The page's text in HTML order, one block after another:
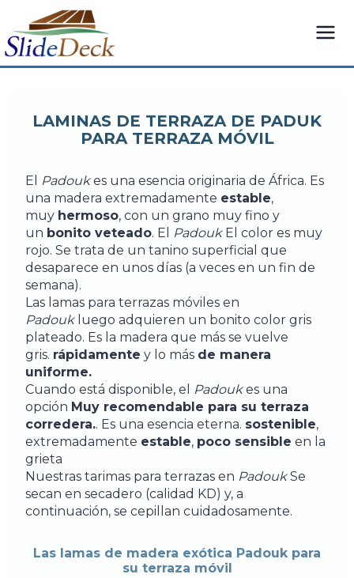
Contenido
LAMINAS DE TERRAZA DE PADUK
PARA TERRAZA MÓVIL
El Padoukes una esencia originaria de África. Es
una madera extremadamente estable,
muy hermoso, con un grano muy fino y
un bonito veteado. El PadoukEl color es muy
rojo. Se trata de un tanino superficial que
desaparece en unos días (a veces en un fin de
semana).
Las lamas para terrazas móviles en
Padoukluego adquieren un bonito color gris
plateado. Es la madera que más se vuelve
gris. rápidamente y lo más de manera
uniforme.
Cuando está disponible, el
Padoukes una
opción Muy recomendable para su terraza
corredera.. Es una esencia eterna. sostenible,
extremadamente estable, poco sensible en la
grieta
Nuestras tarimas para terrazas en PadoukSe
secan en secadero (calidad KD) y, a
continuación, se cepillan cuidadosamente.
Las lamas de madera exótica Padouk para
su terraza móvil